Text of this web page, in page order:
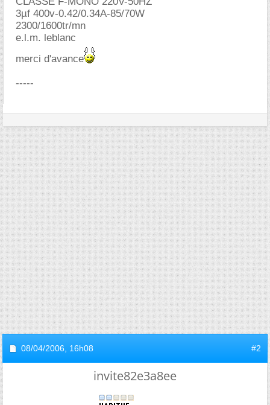
3µf 400v-0.42/0.34A-85/70W
2300/1600tr/mn
e.l.m. leblanc
merci d'avance
-----
08/04/2006, 16h08 #2
invite82e3a8ee